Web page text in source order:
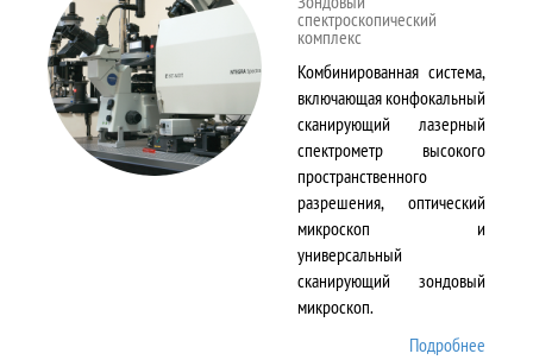
спектроскопический
комплекс
Комбинированная система,
включающая конфокальный
сканирующий лазерный
спектрометр высокого
пространственного
разрешения, оптический
микроскоп и
универсальный
сканирующий зондовый
микроскоп.
Подробнее